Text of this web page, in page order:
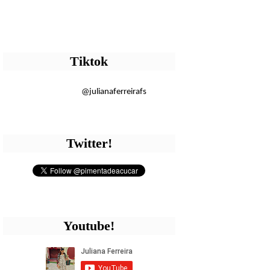
Tiktok
@julianaferreirafs
Twitter!
Youtube!